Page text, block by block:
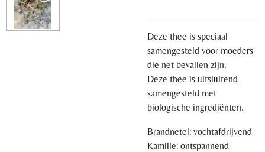
Deze thee is speciaal
samengesteld voor moeders
die net bevallen zijn.
Deze thee is uitsluitend
samengesteld met
biologische ingrediënten.
Brandnetel: vochtafdrijvend
Kamille: ontspannend